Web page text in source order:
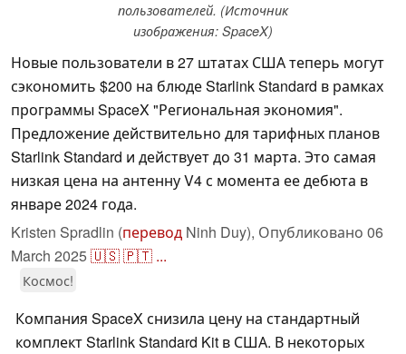
пользователей. (Источник
изображения: SpaceX)
Новые пользователи в 27 штатах США теперь могут
сэкономить $200 на блюде Starlink Standard в рамках
программы SpaceX "Региональная экономия".
Предложение действительно для тарифных планов
Starlink Standard и действует до 31 марта. Это самая
низкая цена на антенну V4 с момента ее дебюта в
январе 2024 года.
Kristen Spradlin (перевод Ninh Duy), Опубликовано 06
March 2025🇺🇸🇵🇹 ...
Космос!
Компания SpaceX снизила цену на стандартный
комплект Starlink Standard Kit в США. В некоторых